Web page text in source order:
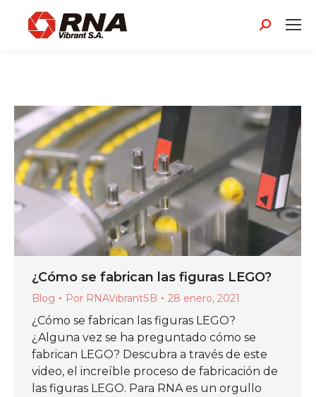
Buscar:
¿Cómo se fabrican las figuras LEGO?
Blog Por RNAVibrantSB 28 enero, 2021
¿Cómo se fabrican las figuras LEGO?
¿Alguna vez se ha preguntado cómo se
fabrican LEGO? Descubra a través de este
video, el increíble proceso de fabricación de
las figuras LEGO. Para RNA es un orgullo